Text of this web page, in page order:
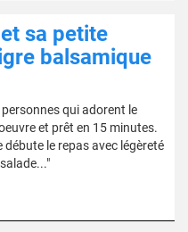
sa petite
balsamique
qui adorent le
et prêt en 15 minutes.
le repas avec légèreté